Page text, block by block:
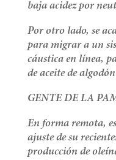
baja acidez por
Por otro lado, se
para migrar a un
cáustica en línea,
de aceite de
GENTE DE LA
En forma remota,
ajuste de su
producción de